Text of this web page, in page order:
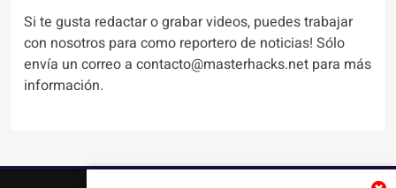
Si te gusta redactar o grabar videos, puedes trabajar
con nosotros para como reportero de noticias! Sólo
envía un correo a contacto@masterhacks.net para más
información.